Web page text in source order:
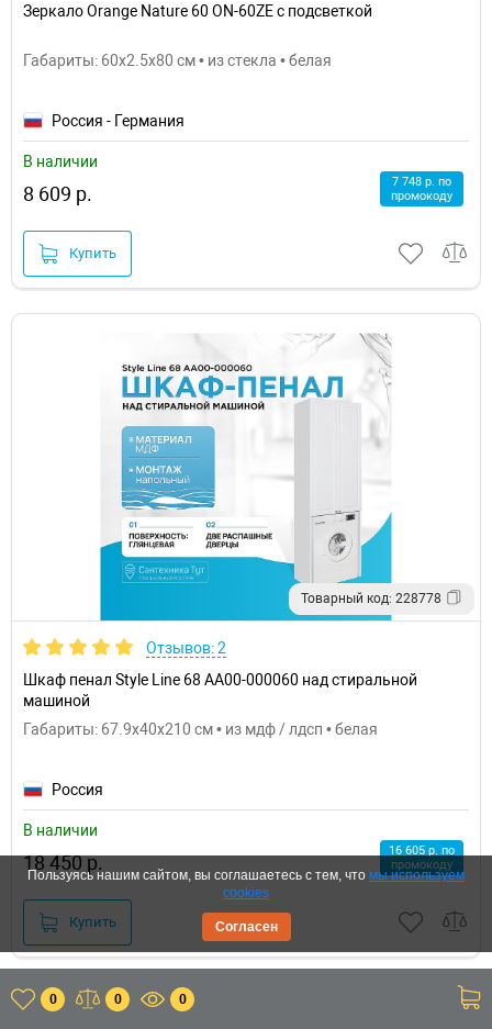
Зеркало Orange Nature 60 ON-60ZE с подсветкой
Габариты: 60x2.5x80 см • из стекла • белая
Россия - Германия
В наличии
8 609 р.
7 748 р. по
промокоду
Купить
Товарный код: 228778
Отзывов: 2
Шкаф пенал Style Line 68 АА00-000060 над стиральной
машиной
Габариты: 67.9x40x210 см • из мдф / лдсп • белая
Россия
В наличии
18 450 р.
16 605 р. по
промокоду
Купить
Акция + еще акции
0 0 0
Пользуясь нашим сайтом, вы соглашаетесь с тем, что мы используем
cookies
Согласен